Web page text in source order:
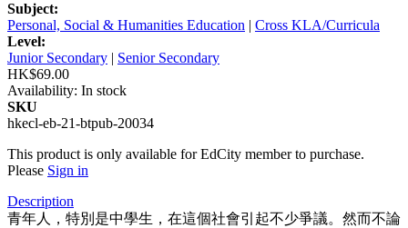
Subject:
Personal, Social & Humanities Education | Cross KLA/Curricula
Level:
Junior Secondary | Senior Secondary
HK$69.00
Availability: In stock
SKU
hkecl-eb-21-btpub-20034
This product is only available for EdCity member to purchase.
Please Sign in
Description
青年人，特別是中學生，在這個社會引起不少爭議。然而不論